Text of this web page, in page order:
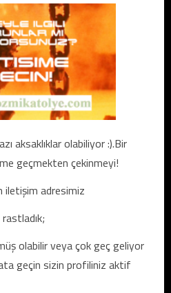
aksaklıklar olabiliyor :).Bir
geçmekten çekinmeyi!
iletişim adresimiz
olabilir veya çok geç geliyor
geçin sizin profiliniz aktif